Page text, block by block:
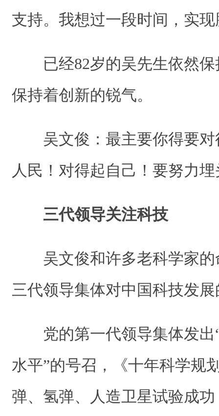
支持。我想过一段时间，实
已经82岁的吴先生依然保
保持着创新的锐气。
吴文俊：最主要你得要对
人民！对得起自己！要努力
三代领导关注科技
吴文俊和许多老科学家的
三代领导集体对中国科技发
党的第一代领导集体发出
水平”的号召，《十年科学规
弹、氢弹、人造卫星试验成